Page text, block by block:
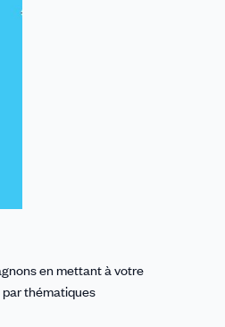
en mettant à votre
par thématiques